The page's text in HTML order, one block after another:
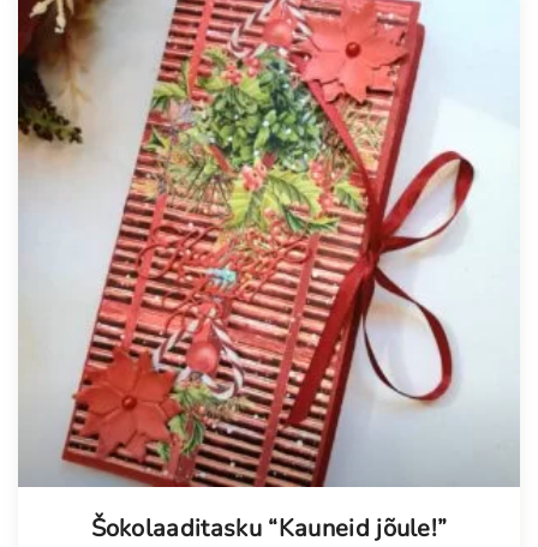
Šokolaaditasku “Kauneid jõule!”